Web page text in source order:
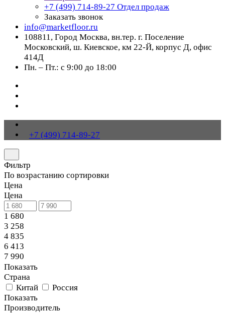
+7 (499) 714-89-27 Отдел продаж
Заказать звонок
info@marketfloor.ru
108811, Город Москва, вн.тер. г. Поселение
Московский, ш. Киевское, км 22-Й, корпус Д, офис
414Д
Пн. – Пт.: с 9:00 до 18:00
+7 (499) 714-89-27
Фильтр
По возрастанию сортировки
Цена
Цена
1 680
3 258
4 835
6 413
7 990
Показать
Страна
Китай
Россия
Показать
Производитель